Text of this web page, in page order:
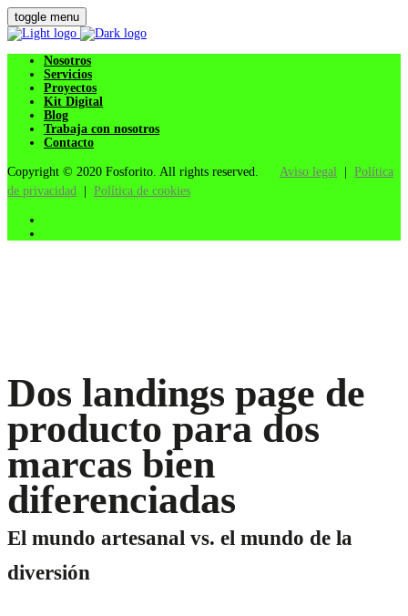
toggle menu
Nosotros
Servicios
Proyectos
Kit Digital
Blog
Trabaja con nosotros
Contacto
Copyright © 2020 Fosforito. All rights reserved. Aviso legal
Política
de privacidad
Política de cookies
Dos landings page de
producto para dos
marcas bien
diferenciadas
El mundo artesanal vs. el mundo de la
diversión